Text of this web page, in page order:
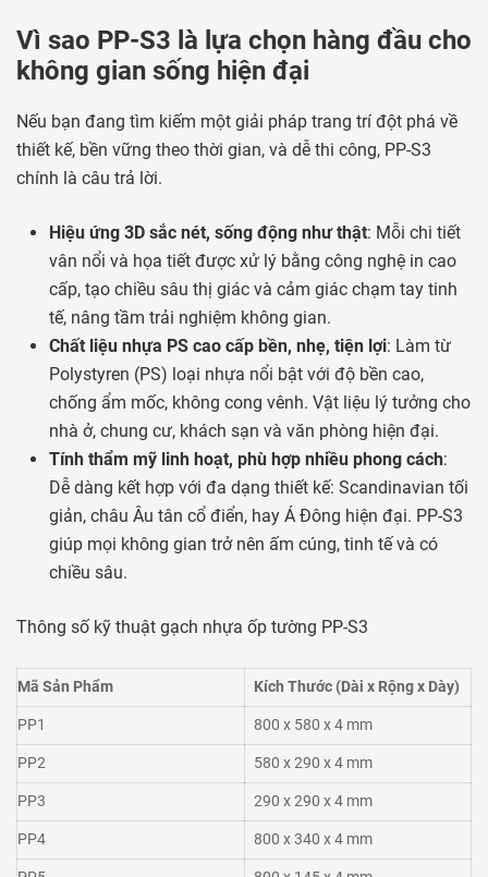
Vì sao PP-S3 là lựa chọn hàng đầu cho
không gian sống hiện đại
Nếu bạn đang tìm kiếm một giải pháp trang trí đột phá về
thiết kế, bền vững theo thời gian, và dễ thi công, PP-S3
chính là câu trả lời.
Hiệu ứng 3D sắc nét, sống động như thật: Mỗi chi tiết
vân nổi và họa tiết được xử lý bằng công nghệ in cao
cấp, tạo chiều sâu thị giác và cảm giác chạm tay tinh
tế, nâng tầm trải nghiệm không gian.
Chất liệu nhựa PS cao cấp bền, nhẹ, tiện lợi: Làm từ
Polystyren (PS) loại nhựa nổi bật với độ bền cao,
chống ẩm mốc, không cong vênh. Vật liệu lý tưởng cho
nhà ở, chung cư, khách sạn và văn phòng hiện đại.
Tính thẩm mỹ linh hoạt, phù hợp nhiều phong cách:
Dễ dàng kết hợp với đa dạng thiết kế: Scandinavian tối
giản, châu Âu tân cổ điển, hay Á Đông hiện đại. PP-S3
giúp mọi không gian trở nên ấm cúng, tinh tế và có
chiều sâu.
Thông số kỹ thuật gạch nhựa ốp tường PP-S3
Mã Sản Phẩm Kích Thước (Dài x Rộng x Dày)
PP1 800 x 580 x 4 mm
PP2 580 x 290 x 4 mm
PP3 290 x 290 x 4 mm
PP4 800 x 340 x 4 mm